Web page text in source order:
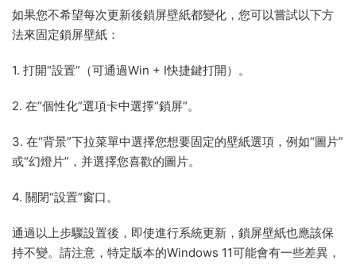
如果您不希望每次更新後鎖屏壁紙都變化，您可以嘗試以下方
法來固定鎖屏壁紙：
1. 打開“設置”（可通過Win + I快捷鍵打開）。
2. 在“個性化”選項卡中選擇“鎖屏”。
3. 在“背景”下拉菜單中選擇您想要固定的壁紙選項，例如“圖片”
或“幻燈片”，并選擇您喜歡的圖片。
4. 關閉“設置”窗口。
通過以上步驟設置後，即使進行系統更新，鎖屏壁紙也應該保
持不變。請注意，特定版本的Windows 11可能會有一些差異，